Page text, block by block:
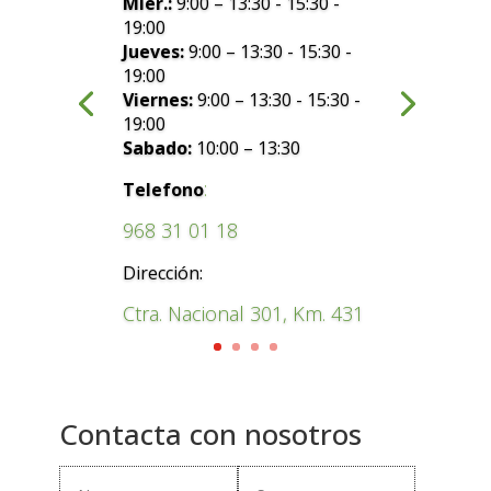
19:00
Jueves:9:00 – 13:30 - 15:30 -
19:00
Viernes:9:00 – 13:30 - 15:30 -
19:00
Sabado: 10:00 – 13:30
Telefono:
968 31 01 18
Dirección:
Ctra. Nacional 301, Km. 431
Contacta con nosotros